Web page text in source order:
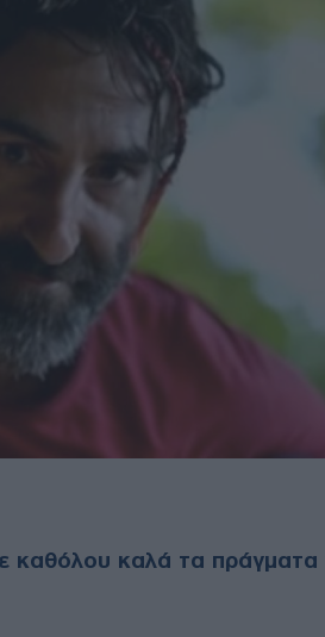
καθόλου καλά τα πράγματα